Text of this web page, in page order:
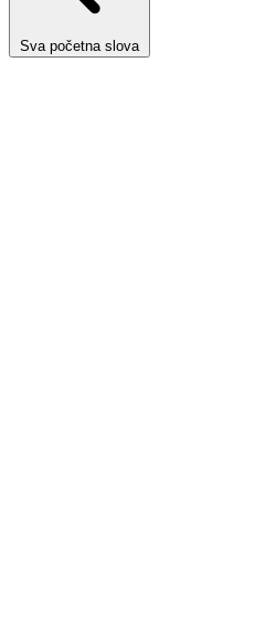
Sva početna slova